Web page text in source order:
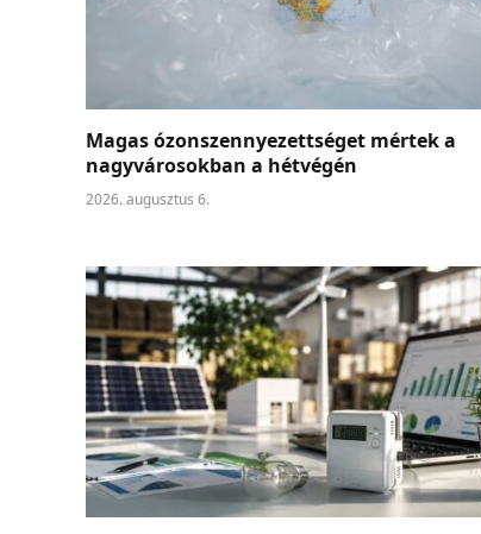
Magas ózonszennyezettséget mértek a
nagyvárosokban a hétvégén
2026. augusztus 6.